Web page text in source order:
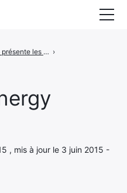
, mis à jour le 3 juin 2015 -
Elgato présente les premiers produits compatibles HomeKit ›